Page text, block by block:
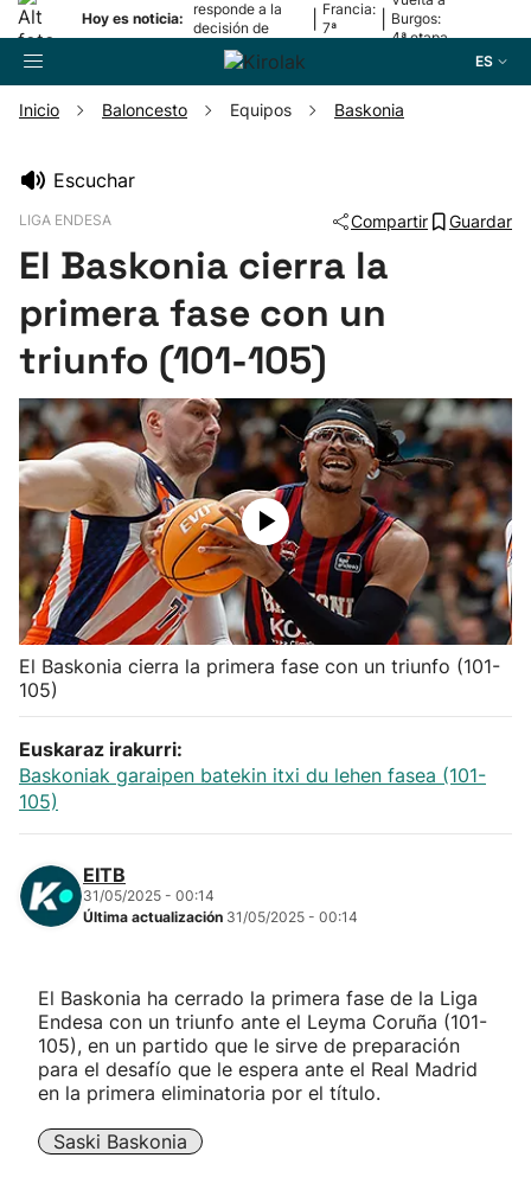
Hoy es noticia:
responde a la
decisión de
Oriamendi
Francia:
7ª
Burgos:
4ª etapa
ES
Pelota
Remo
Baloncesto
Ciclismo
Herri-kirolak
Balonmano
Kirolak 360
Atletismo
Carreras de montaña
Más deportes
Inicio Baloncesto Equipos Baskonia
Escuchar
LIGA ENDESA Compartir Guardar
El Baskonia cierra la
primera fase con un
triunfo (101-105)
El Baskonia cierra la primera fase con un triunfo (101-
105)
Euskaraz irakurri:
Baskoniak garaipen batekin itxi du lehen fasea (101-
105)
EITB
31/05/2025 - 00:14
Última actualización 31/05/2025 - 00:14
El Baskonia ha cerrado la primera fase de la Liga
Endesa con un triunfo ante el Leyma Coruña (101-
105), en un partido que le sirve de preparación
para el desafío que le espera ante el Real Madrid
en la primera eliminatoria por el título.
Saski Baskonia